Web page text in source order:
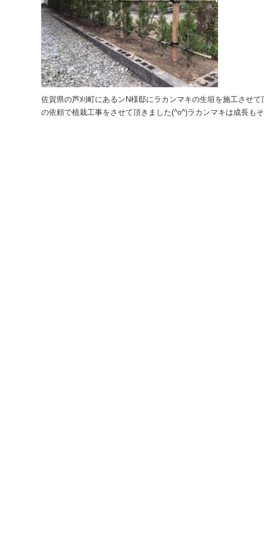
佐賀県の芦刈町にあるンN様邸にラカンマキの生垣を施工させ
の依頼で植栽工事をさせて頂きました(^o^)ラカンマキは成長も